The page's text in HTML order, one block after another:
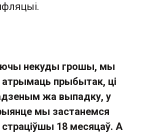
некуды грошы, мы
прыбытак, ці
жа выпадку, у
мы застанемся
страціўшы 18 месяцаў. А